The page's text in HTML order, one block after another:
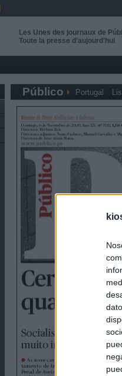
Les Unes des journaux de
Toute la presse d'aujourd'hui
Público Portugal